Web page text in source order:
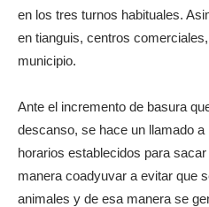
en los tres turnos habituales.
en tianguis, centros
municipio.
Ante el incremento de basura
descanso, se hace un llamado
horarios establecidos para
manera coadyuvar a evitar que
animales y de esa manera se